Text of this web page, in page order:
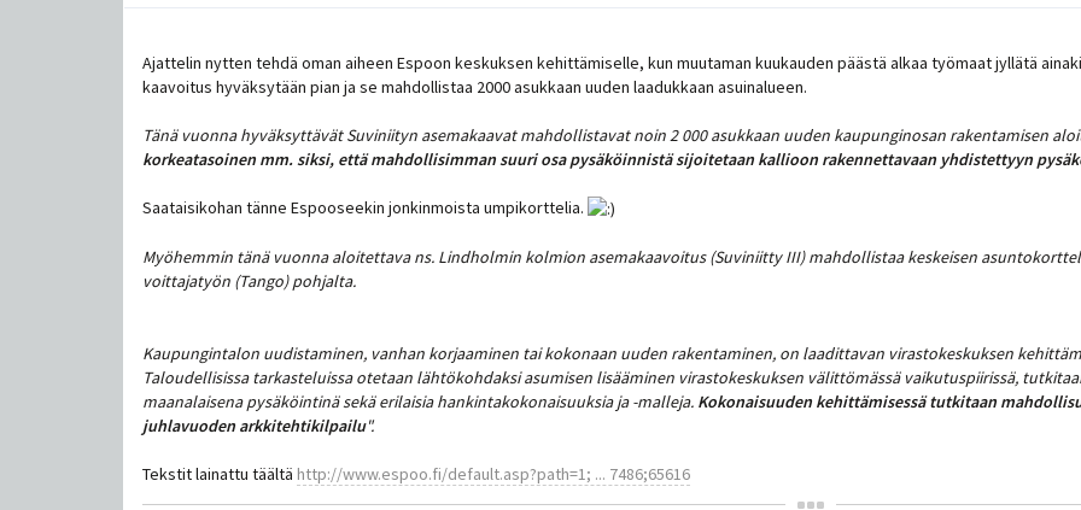
Ajattelin nytten tehdä oman aiheen Espoon keskuksen kehittämiselle, kun muutaman kuukauden päästä alkaa työmaat jyllätä
kaavoitus hyväksytään pian ja se mahdollistaa 2000 asukkaan uuden laadukkaan asuinalueen.
Tänä vuonna hyväksyttävät Suviniityn asemakaavat mahdollistavat noin 2 000 asukkaan uuden kaupunginosan rakentamisen
korkeatasoinen mm. siksi, että mahdollisimman suuri osa pysäköinnistä sijoitetaan kallioon rakennettavaan yhdistettyyn
Saataisikohan tänne Espooseekin jonkinmoista umpikorttelia.
Myöhemmin tänä vuonna aloitettava ns. Lindholmin kolmion asemakaavoitus (Suviniitty III) mahdollistaa keskeisen
voittajatyön (Tango) pohjalta.
Kaupungintalon uudistaminen, vanhan korjaaminen tai kokonaan uuden rakentaminen, on laadittavan virastokeskuksen
Taloudellisissa tarkasteluissa otetaan lähtökohdaksi asumisen lisääminen virastokeskuksen välittömässä vaikutuspiirissä,
maanalaisena pysäköintinä sekä erilaisia hankintakokonaisuuksia ja -malleja. Kokonaisuuden kehittämisessä tutkitaan
juhlavuoden arkkitehtikilpailu".
Tekstit lainattu täältä http://www.espoo.fi/default.asp?path=1; ... 7486;65616